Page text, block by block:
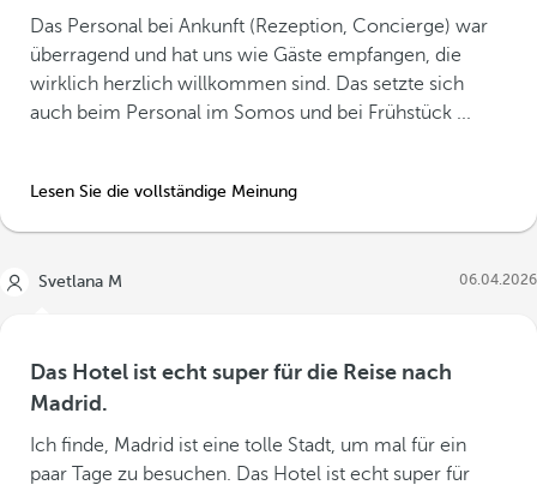
Das Personal bei Ankunft (Rezeption, Concierge) war
überragend und hat uns wie Gäste empfangen, die
wirklich herzlich willkommen sind. Das setzte sich
auch beim Personal im Somos und bei Frühstück ...
Lesen Sie die vollständige Meinung
Svetlana M 06.04.2026
Das Hotel ist echt super für die Reise nach
Madrid.
Ich finde, Madrid ist eine tolle Stadt, um mal für ein
paar Tage zu besuchen. Das Hotel ist echt super für